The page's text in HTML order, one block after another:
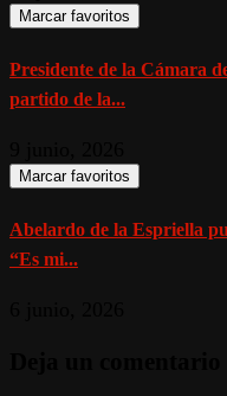
Marcar favoritos
Presidente de la Cámara
partido de la...
Marcar favoritos
Abelardo de la Espriella
“Es mi...